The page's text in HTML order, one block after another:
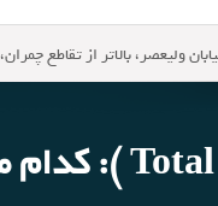
ولیعصر، بالاتر از تقاطع